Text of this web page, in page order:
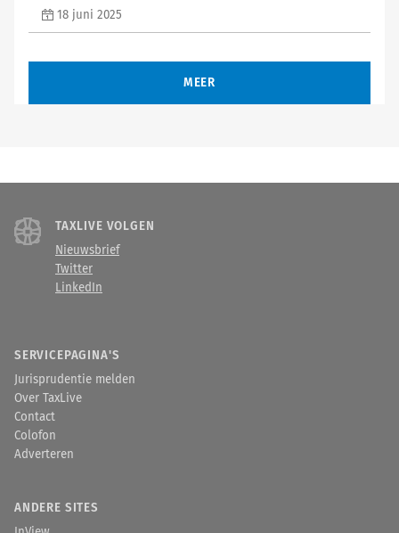
18 juni 2025
MEER
TAXLIVE VOLGEN
Nieuwsbrief
Twitter
LinkedIn
SERVICEPAGINA'S
Jurisprudentie melden
Over TaxLive
Contact
Colofon
Adverteren
ANDERE SITES